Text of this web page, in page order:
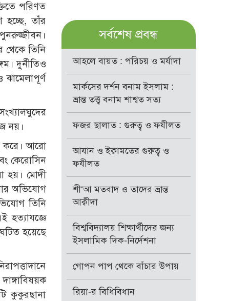
পরিণত
হচ্ছে, তাঁর
থেকে তিনি
দুর্নীতিও
নয়।
করে। আরো
কেরোসিন
হয়। মোদী
অভিযোগ
তিনি
হত্যাযজ্ঞে
হয়েছে
কুকুরছানা
সর্বশেষ প্রবন্ধ
আহলে বায়ত : পরিচয় ও মর্যাদা
মার্কসের দর্শন বনাম ইসলাম :
ভ্রান্ত তত্ত্ব বনাম শাশ্বত সত্য
ফজর ছালাত : গুরুত্ব ও ফযীলত
আযান ও ইক্বামতের গুরুত্ব ও
ফযীলত
শী‘আ মতবাদ ও তাদের ভ্রান্ত
আক্বীদা
বিশ্ববিদ্যালয় শিক্ষার্থীদের জন্য
ইসলামিক দিক-নির্দেশনা
গোপন পাপ থেকে বাঁচার উপায়
রিয়া-র বিধিবিধান